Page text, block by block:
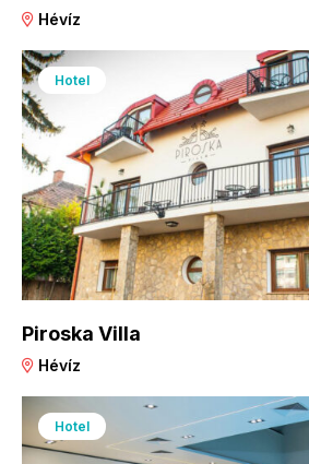
Hévíz
Hotel
Piroska Villa
Hévíz
Hotel